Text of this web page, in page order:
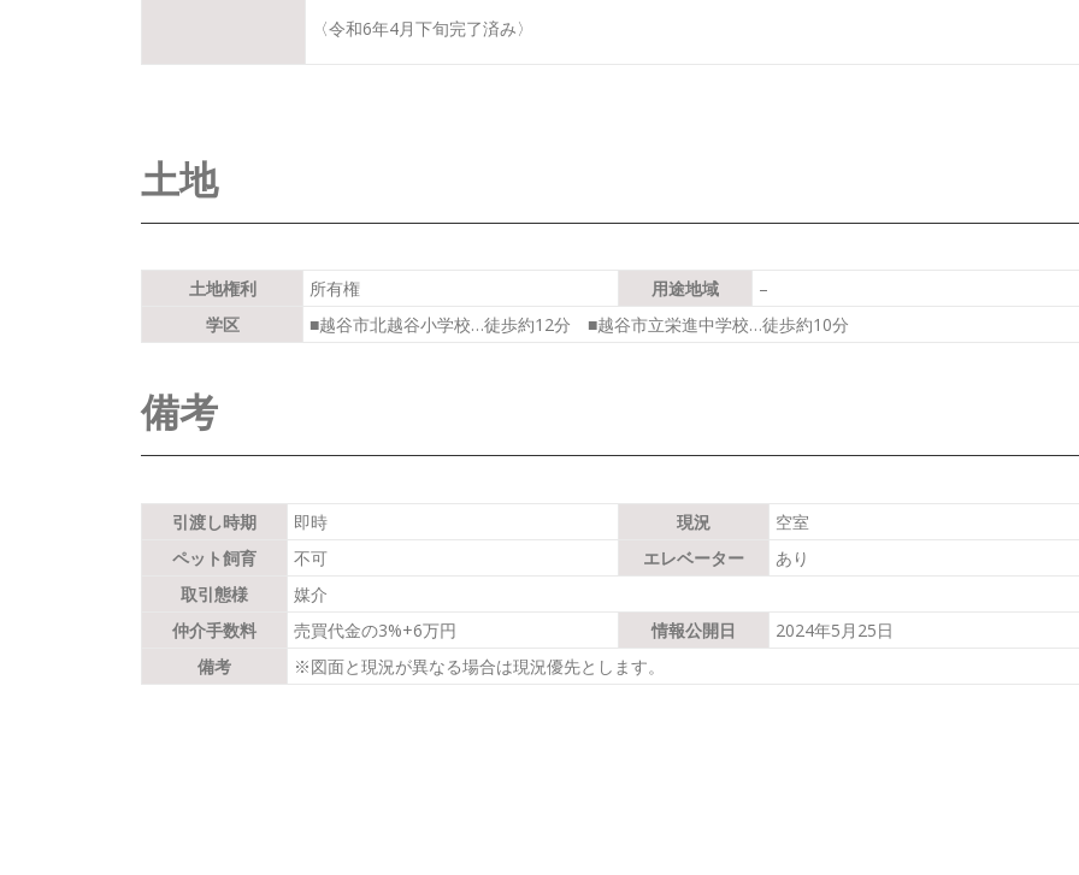
〈令和6年4月下旬完了済み〉
土地
土地権利 所有権 用途地域
–
学区
■越谷市北越谷小学校…徒歩約12分 ■越谷市立栄進中学校…徒歩約10分
備考
引渡し時期 即時 現況
空室
ペット飼育
不可 エレベーター
あり
取引態様
媒介
仲介手数料
売買代金の3%+6万円 情報公開日
2024年5月25日
備考
※図面と現況が異なる場合は現況優先とします。